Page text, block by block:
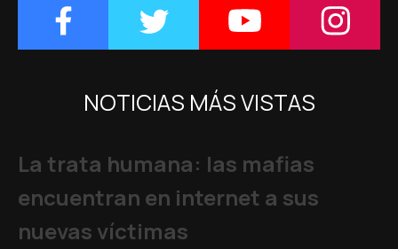
NOTICIAS MÁS VISTAS
La trata humana: las mafias
encuentran en internet a sus
nuevas víctimas